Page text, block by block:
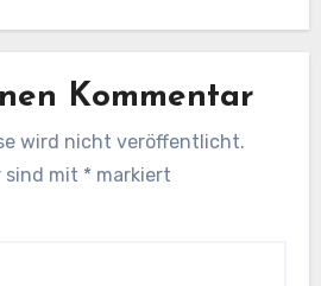
Kommentar
wird nicht veröffentlicht.
sind mit * markiert